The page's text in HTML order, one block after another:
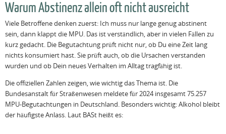
Warum Abstinenz allein oft nicht ausreicht
Viele Betroffene denken zuerst: Ich muss nur lange genug abstinent
sein, dann klappt die MPU. Das ist verständlich, aber in vielen Fällen zu
kurz gedacht. Die Begutachtung prüft nicht nur, ob Du eine Zeit lang
nichts konsumiert hast. Sie prüft auch, ob die Ursachen verstanden
wurden und ob Dein neues Verhalten im Alltag tragfähig ist.
Die offiziellen Zahlen zeigen, wie wichtig das Thema ist. Die
Bundesanstalt für Straßenwesen meldete für 2024 insgesamt 75.257
MPU-Begutachtungen in Deutschland. Besonders wichtig: Alkohol bleibt
der häufigste Anlass. Laut BASt heißt es: